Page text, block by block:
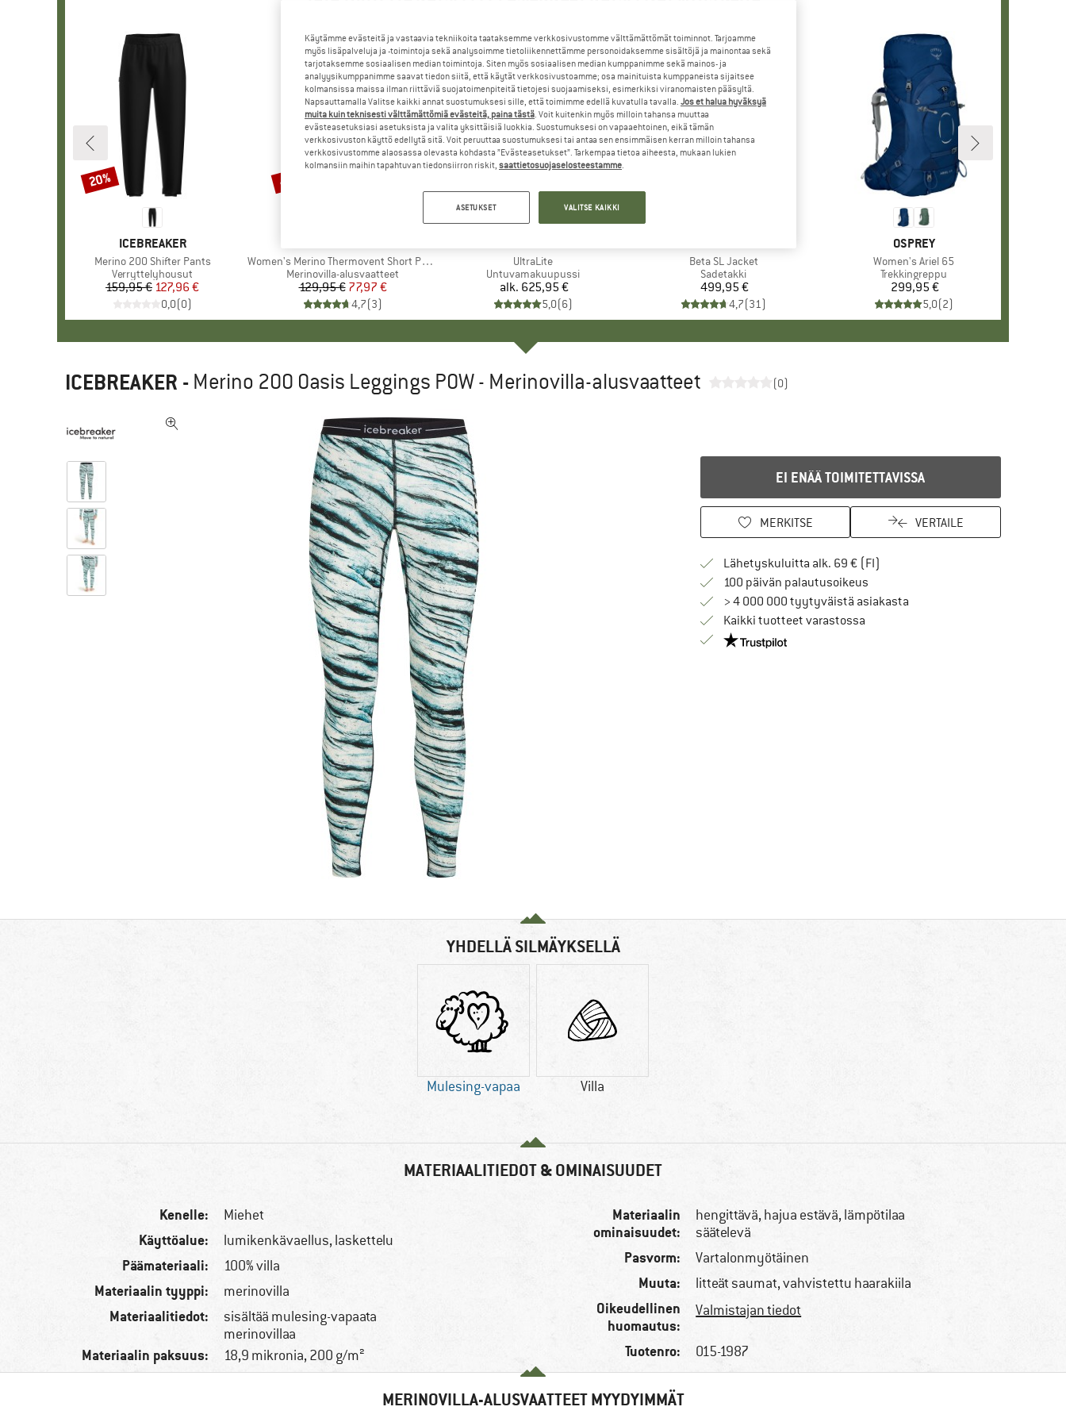
MERKKI
ICEBREAKER
Tuote
Merino 200 Shifter Pants
Tuoteryhmä
Verryttelyhousut
Hinta
159,95 €Alennettu hinta
127,96 €
0,0(0)
Alennus
20%
Tuote
Women's Merino Thermovent Short Pants
Tuoteryhmä
Merinovilla-alusvaatteet
Hinta
129,95 €Alennettu hinta
77,97 €
4,7(3)
Alennus
40%
Tuote
UltraLite
Tuoteryhmä
Untuvamakuupussi
Hinta
alk. 625,95 €
5,0(6)
Tuote
Beta SL Jacket
Tuoteryhmä
Sadetakki
Hinta
499,95 €
4,7(31)
MERKKI
OSPREY
Tuote
Women's Ariel 65
Tuoteryhmä
Trekkingreppu
Hinta
299,95 €
5,0(2)
ICEBREAKER - Merino 200 Oasis Leggings POW - Merinovilla-alusvaatteet (0)
EI ENÄÄ TOIMITETTAVISSA
MERKITSE VERTAILE
Lähetyskuluitta alk. 69 € (FI)
100 päivän palautusoikeusSiirry palautusoikeuteen täältä
> 4 000 000 tyytyväistä asiakasta
Kaikki tuotteet varastossa
Meillä on Trustpilot -sertifiointi - lue lisää tästä!
YHDELLÄ SILMÄYKSELLÄ
Mulesing-vapaa Villa
MATERIAALITIEDOT & OMINAISUUDET
Kenelle: Miehet
Käyttöalue: lumikenkävaellus, laskettelu
Päämateriaali: 100% villa
Materiaalin tyyppi: merinovilla
Materiaalitiedot:
sisältää mulesing-vapaata
merinovillaa
Materiaalin paksuus: 18,9 mikronia, 200 g/m²
Materiaalin
ominaisuudet:
hengittävä, hajua estävä, lämpötilaa
säätelevä
Pasvorm: Vartalonmyötäinen
Muuta: litteät saumat, vahvistettu haarakiila
Oikeudellinen
huomautus:
Valmistajan tiedot
Tuotenro: 015-1987
MERINOVILLA-ALUSVAATTEET MYYDYIMMÄT
Käytämme evästeitä ja vastaavia tekniikoita taataksemme verkkosivustomme välttämättömät toiminnot. Tarjoamme
myös lisäpalveluja ja -toimintoja sekä analysoimme tietoliikennettämme personoidaksemme sisältöjä ja mainontaa sekä
tarjotaksemme sosiaalisen median toimintoja. Siten myös sosiaalisen median kumppanimme sekä mainos- ja
analyysikumppanimme saavat tiedon siitä, että käytät verkkosivustoamme; osa mainituista kumppaneista sijaitsee
kolmansissa maissa ilman riittäviä suojatoimenpiteitä tietojesi suojaamiseksi, esimerkiksi viranomaisten pääsyltä.
Napsauttamalla Valitse kaikki annat suostumuksesi sille, että toimimme edellä kuvatulla tavalla. Jos et halua hyväksyä
muita kuin teknisesti välttämättömiä evästeitä, paina tästä. Voit kuitenkin myös milloin tahansa muuttaa
evästeasetuksiasi asetuksista ja valita yksittäisiä luokkia. Suostumuksesi on vapaaehtoinen, eikä tämän
verkkosivuston käyttö edellytä sitä. Voit peruuttaa suostumuksesi tai antaa sen ensimmäisen kerran milloin tahansa
verkkosivustomme alaosassa olevasta kohdasta ”Evästeasetukset”. Tarkempaa tietoa aiheesta, mukaan lukien
kolmansiin maihin tapahtuvan tiedonsiirron riskit, saattietosuojaselosteestamme.
ASETUKSET VALITSE KAIKKI